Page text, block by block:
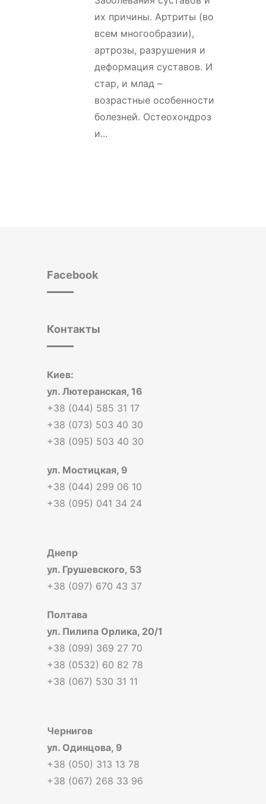
их причины. Артриты (во
всем многообразии),
артрозы, разрушения и
деформация суставов. И
стар, и млад –
возрастные особенности
болезней. Остеохондроз
и...
Facebook
Контакты
Киев:
ул. Лютеранская, 16
+38 (044) 585 31 17
+38 (073) 503 40 30
+38 (095) 503 40 30
ул. Мостицкая, 9
+38 (044) 299 06 10
+38 (095) 041 34 24
Днепр
ул. Грушевского, 53
+38 (097) 670 43 37
Полтава
ул. Пилипа Орлика, 20/1
+38 (099) 369 27 70
+38 (0532) 60 82 78
+38 (067) 530 31 11
Чернигов
ул. Одинцова, 9
+38 (050) 313 13 78
+38 (067) 268 33 96